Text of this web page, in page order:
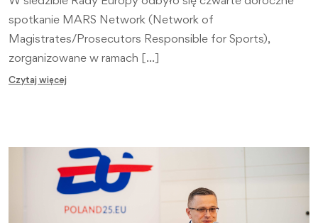
spotkanie MARS Network (Network of
Magistrates/Prosecutors Responsible for Sports),
zorganizowane w ramach […]
Czytaj więcej